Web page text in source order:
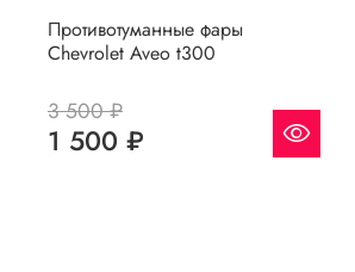
Противотуманные фары
Chevrolet Aveo t300
3 500 ₽
1 500 ₽